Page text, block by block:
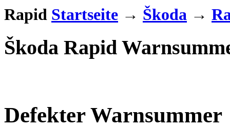
Rapid Startseite → Škoda →
Škoda Rapid
Defekter Warnsummer